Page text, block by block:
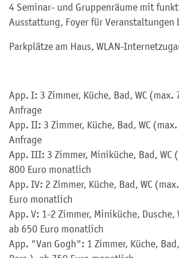
4 Seminar- und Gruppenräume mit
Ausstattung, Foyer für Veranstaltungen
Parkplätze am Haus, WLAN-
App. I: 3 Zimmer, Küche, Bad, WC (max.
Anfrage
App. II: 3 Zimmer, Küche, Bad, WC
Anfrage
App. III: 3 Zimmer, Miniküche, Bad, WC
800 Euro monatlich
App. IV: 2 Zimmer, Küche, Bad, WC
Euro monatlich
App. V: 1-2 Zimmer, Miniküche, Dusche,
ab 650 Euro monatlich
App. "Van Gogh": 1 Zimmer, Küche,